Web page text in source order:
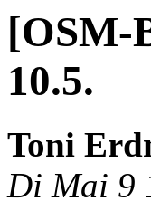
[OSM-
10.5.
Toni
Di Mai 9